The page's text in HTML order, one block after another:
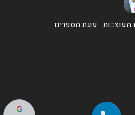
עוגת מספרים